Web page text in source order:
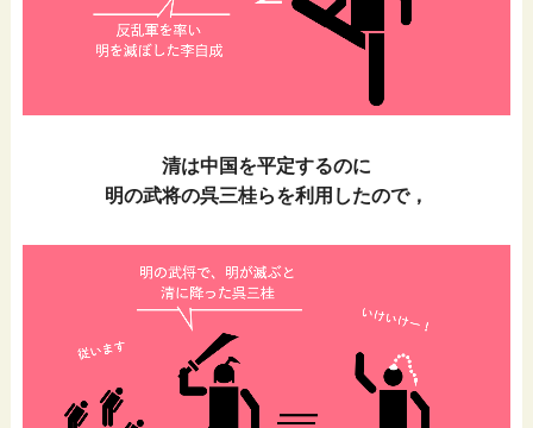
清は中国を平定するのに
明の武将の呉三桂らを利用したので，